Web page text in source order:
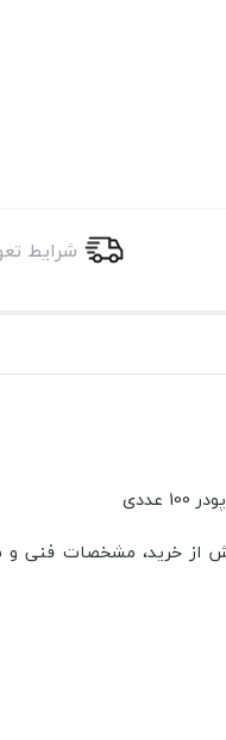
شرایط
مشخصات فنی و